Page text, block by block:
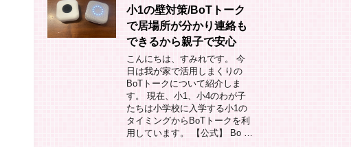
小1の壁対策/BoTトーク
で居場所が分かり連絡も
できるから親子で安心
こんにちは、すみれです。 今
日は我が家で活用しまくりの
BoTトークについて紹介しま
す。 現在、小1、小4のわが子
たちは小学校に入学する小1の
タイミングからBoTトークを利
用しています。 【公式】 Bo …